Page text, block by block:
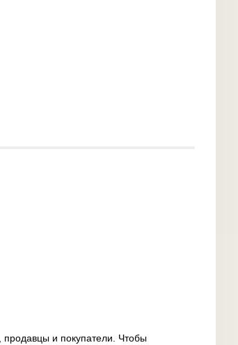
продавцы и покупатели. Чтобы